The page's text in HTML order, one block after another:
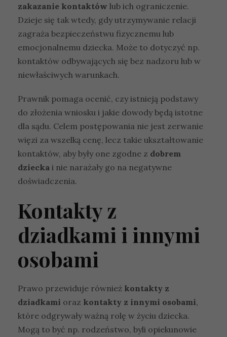
zakazanie kontaktów lub ich ograniczenie.
Dzieje się tak wtedy, gdy utrzymywanie relacji
zagraża bezpieczeństwu fizycznemu lub
emocjonalnemu dziecka. Może to dotyczyć np.
kontaktów odbywających się bez nadzoru lub w
niewłaściwych warunkach.
Prawnik pomaga ocenić, czy istnieją podstawy
do złożenia wniosku i jakie dowody będą istotne
dla sądu. Celem postępowania nie jest zerwanie
więzi za wszelką cenę, lecz takie ukształtowanie
kontaktów, aby były one zgodne z dobrem
dziecka i nie narażały go na negatywne
doświadczenia.
Kontakty z
dziadkami i innymi
osobami
Prawo przewiduje również kontakty z
dziadkami oraz kontakty z innymi osobami,
które odgrywały ważną rolę w życiu dziecka.
Mogą to być np. rodzeństwo, byli opiekunowie